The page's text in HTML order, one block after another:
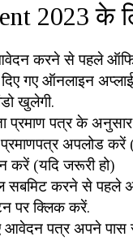
2023
करने से पहले
गए ऑनलाइन
खुलेगी.
प्रमाण पत्र के अनुसार
प्रमाणपत्र अपलोड
(यदि जरूरी हो)
करने से पहले
पर क्लिक करें.
आवेदन पत्र अपने पास